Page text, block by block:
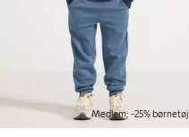
Medlem: -25% børnetøj